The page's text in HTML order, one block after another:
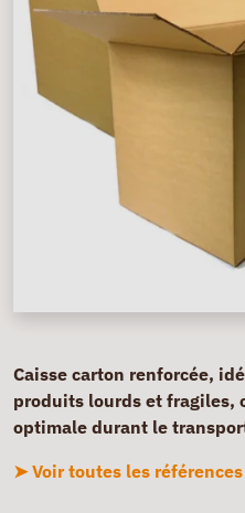
Caisse carton renforcée,
produits lourds et fragiles,
optimale durant le
➤ Voir toutes les références